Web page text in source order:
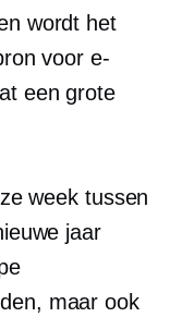
wordt het
voor e-
een grote
week tussen
jaar
maar ook